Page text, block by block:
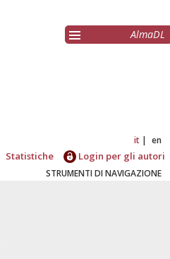
AlmaDL
it en
Statistiche Login per gli autori
STRUMENTI DI NAVIGAZIONE